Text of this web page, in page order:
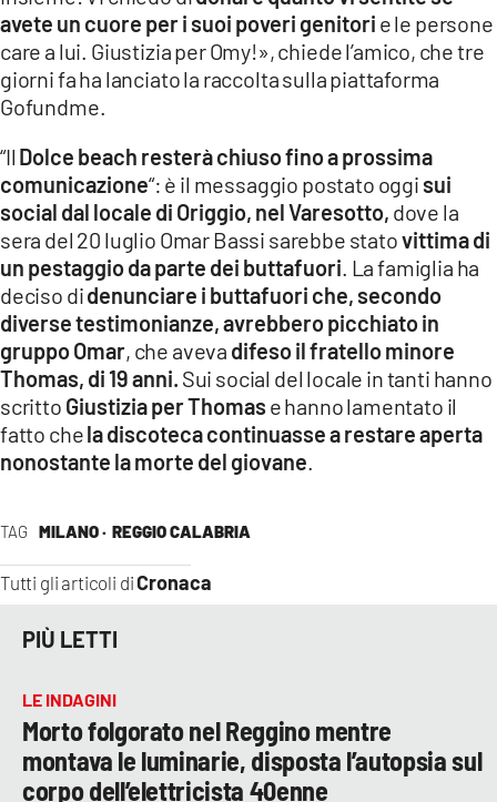
TAG MILANO · REGGIO CALABRIA
Tutti gli articoli diCronaca
avete un cuore per i suoi poveri genitori e le persone
care a lui. Giustizia per Omy!», chiede l’amico, che tre
giorni fa ha lanciato la raccolta sulla piattaforma
Gofundme.
“Il Dolce beach resterà chiuso fino a prossima
comunicazione“: è il messaggio postato oggi sui
social dal locale di Origgio, nel Varesotto, dove la
sera del 20 luglio Omar Bassi sarebbe statovittima di
un pestaggio da parte dei buttafuori . La famiglia ha
deciso didenunciare i buttafuori che, secondo
diverse testimonianze, avrebbero picchiato in
gruppo Omar, che aveva difeso il fratello minore
Thomas, di 19 anni. Sui social del locale in tanti hanno
scritto Giustizia per Thomas e hanno lamentato il
fatto chela discoteca continuasse a restare aperta
nonostante la morte del giovane
PIÙ LETTI
LE INDAGINI
Morto folgorato nel Reggino mentre
montava le luminarie, disposta l’autopsia sul
corpo dell’elettricista 40enne